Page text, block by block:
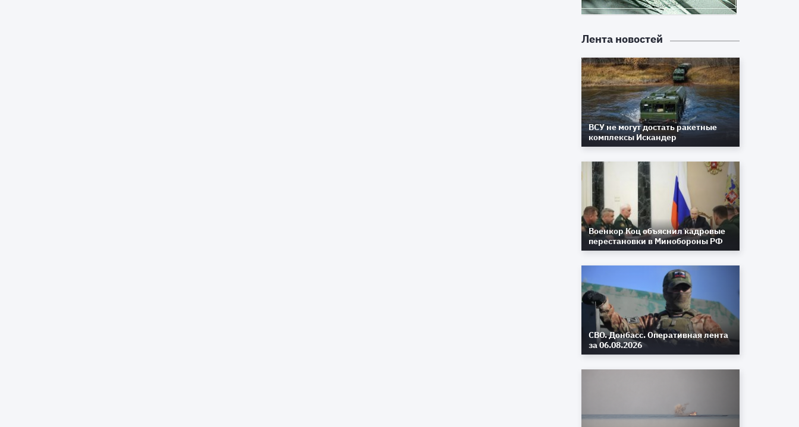
Лента новостей
ВСУ не могут достать ракетные
комплексы Искандер
Военкор Коц объяснил кадровые
перестановки в Минобороны РФ
СВО. Донбасс. Оперативная лента
за 06.08.2026